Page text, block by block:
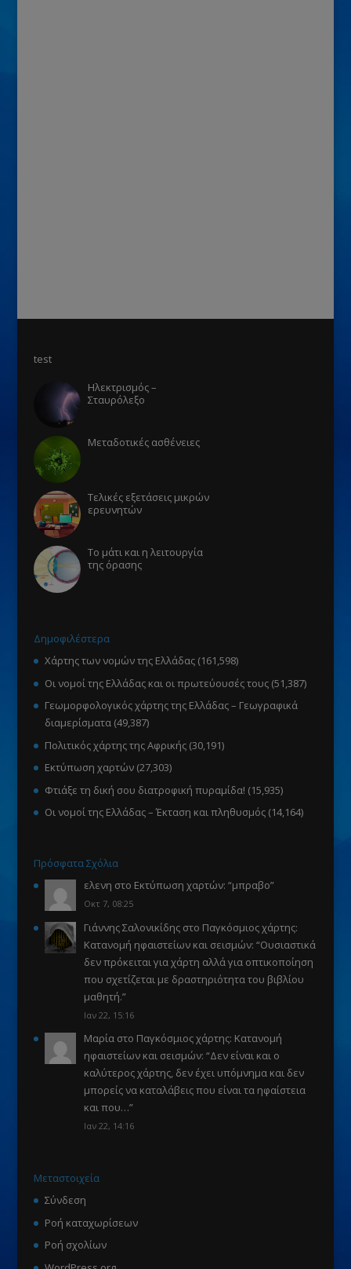
test
Ηλεκτρισμός –
Σταυρόλεξο
Μεταδοτικές ασθένειες
Τελικές εξετάσεις μικρών
ερευνητών
Το μάτι και η λειτουργία
της όρασης
Δημοφιλέστερα
Χάρτης των νομών της Ελλάδας (161,598)
Οι νομοί της Ελλάδας και οι πρωτεύουσές τους (51,387)
Γεωμορφολογικός χάρτης της Ελλάδας – Γεωγραφικά
διαμερίσματα (49,387)
Πολιτικός χάρτης της Αφρικής (30,191)
Εκτύπωση χαρτών (27,303)
Φτιάξε τη δική σου διατροφική πυραμίδα! (15,935)
Οι νομοί της Ελλάδας – Έκταση και πληθυσμός (14,164)
Πρόσφατα Σχόλια
ελενη στο Εκτύπωση χαρτών: “μπραβο”
Οκτ 7, 08:25
Γιάννης Σαλονικίδηςστο Παγκόσμιος χάρτης:
Κατανομή ηφαιστείων και σεισμών: “Ουσιαστικά
δεν πρόκειται για χάρτη αλλά για οπτικοποίηση
που σχετίζεται με δραστηριότητα του βιβλίου
μαθητή.”
Ιαν 22, 15:16
Μαρίαστο Παγκόσμιος χάρτης: Κατανομή
ηφαιστείων και σεισμών: “Δεν είναι και ο
καλύτερος χάρτης, δεν έχει υπόμνημα και δεν
μπορείς να καταλάβεις που είναι τα ηφαίστεια
και που…”
Ιαν 22, 14:16
Μεταστοιχεία
Σύνδεση
Ροή καταχωρίσεων
Ροή σχολίων